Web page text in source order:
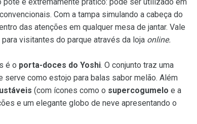
Com a tampa simulando a cabeça do
das atenções em qualquer mesa de jantar. Vale
visitantes do parque através da loja online.
é o porta-doces do Yoshi. O conjunto traz uma
serve como estojo para balas sabor melão. Além
(com ícones como o supercogumelo e a
e um elegante globo de neve apresentando o